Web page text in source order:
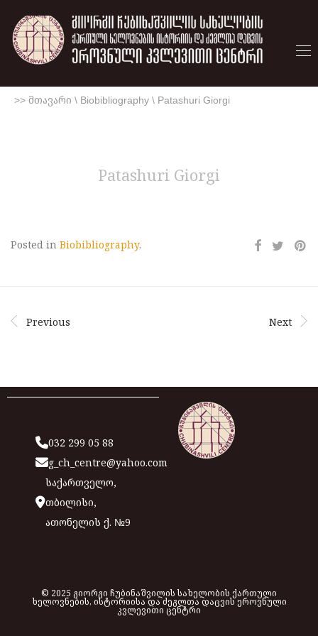
>> მთავარი \ Biobibliography \ Patashuri Giorgi
Patashuri Giorgi
Posted in Biobibliography.
Previous Next
032 299 05 88
g_ch_centre@yahoo.com
საქართველო,
თბილისი,
ათონელის ქ. №9
© 2025 გიორგი ჩუბინაშვილის სახელობის ქართული
ხელოვნების, ისტორიისა და ძეგლთა დაცვის ეროვნული
კვლევითი ცენტრი